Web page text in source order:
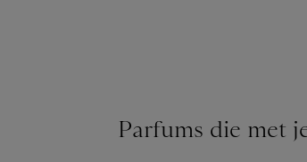
Parfums die met